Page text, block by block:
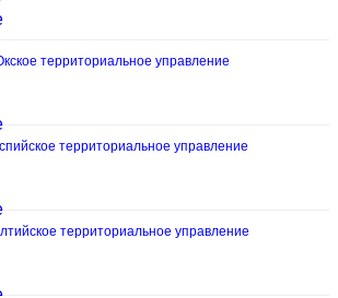
территориальное управление
территориальное управление
территориальное управление